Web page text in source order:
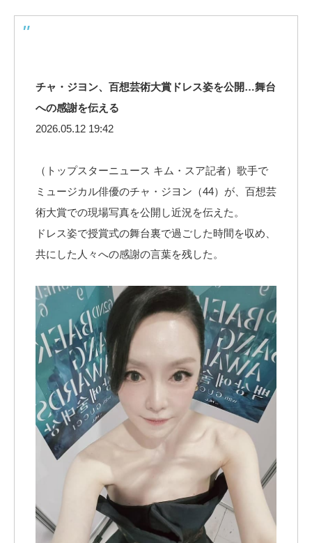
チャ・ジヨン、百想芸術大賞ドレス姿を公開…舞台
への感謝を伝える
2026.05.12 19:42
（トップスターニュース キム・スア記者）歌手で
ミュージカル俳優のチャ・ジヨン（44）が、百想芸
術大賞での現場写真を公開し近況を伝えた。
ドレス姿で授賞式の舞台裏で過ごした時間を収め、
共にした人々への感謝の言葉を残した。